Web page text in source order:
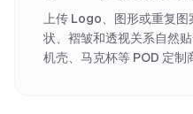
上传 Logo、图形或重复
状、褶皱和透视关系自然
机壳、马克杯等 POD 定制